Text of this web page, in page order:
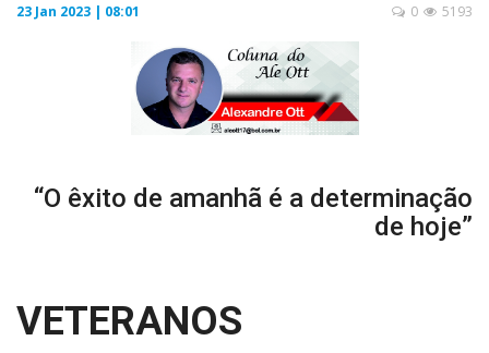
JORNAL DIGITAL
23 Jan 2023 | 08:01 5193
0
“O êxito de amanhã é a determinação
de hoje”
VETERANOS